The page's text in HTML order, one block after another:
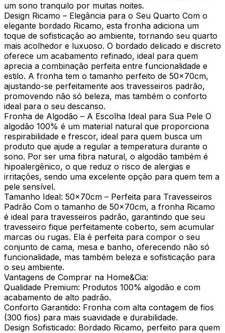
um sono tranquilo por muitas noites.
Design Ricamo – Elegância para o Seu Quarto Com o
elegante bordado Ricamo, esta fronha adiciona um
toque de sofisticação ao ambiente, tornando seu quarto
mais acolhedor e luxuoso. O bordado delicado e discreto
oferece um acabamento refinado, ideal para quem
aprecia a combinação perfeita entre funcionalidade e
estilo. A fronha tem o tamanho perfeito de 50x70cm,
ajustando-se perfeitamente aos travesseiros padrão,
promovendo não só beleza, mas também o conforto
ideal para o seu descanso.
Fronha de Algodão – A Escolha Ideal para Sua Pele O
algodão 100% é um material natural que proporciona
respirabilidade e frescor, ideal para quem busca um
produto que ajude a regular a temperatura durante o
sono. Por ser uma fibra natural, o algodão também é
hipoalergênico, o que reduz o risco de alergias e
irritações, sendo uma excelente opção para quem tem a
pele sensível.
Tamanho Ideal: 50x70cm – Perfeita para Travesseiros
Padrão Com o tamanho de 50x70cm, a fronha Ricamo
é ideal para travesseiros padrão, garantindo que seu
travesseiro fique perfeitamente coberto, sem acumular
marcas ou rugas. Ela é perfeita para compor o seu
conjunto de cama, mesa e banho, oferecendo não só
funcionalidade, mas também beleza e sofisticação para
o seu ambiente.
Vantagens de Comprar na Home&Cia:
Qualidade Premium: Produtos 100% algodão e com
acabamento de alto padrão.
Conforto Garantido: Fronha com alta contagem de fios
(300 fios) para mais suavidade e durabilidade.
Design Sofisticado: Bordado Ricamo, perfeito para quem